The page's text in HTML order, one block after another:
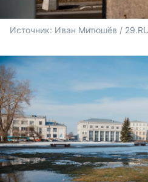
Источник: Иван Митюшёв / 29.RU